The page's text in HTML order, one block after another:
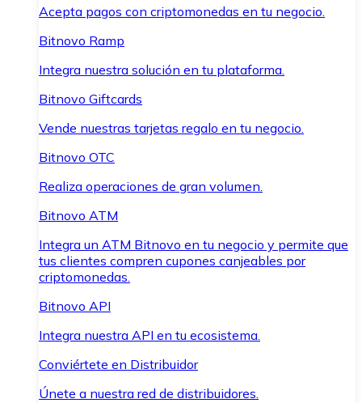
Acepta pagos con criptomonedas en tu negocio.
Bitnovo Ramp
Integra nuestra solución en tu plataforma.
Bitnovo Giftcards
Vende nuestras tarjetas regalo en tu negocio.
Bitnovo OTC
Realiza operaciones de gran volumen.
Bitnovo ATM
Integra un ATM Bitnovo en tu negocio y permite que
tus clientes compren cupones canjeables por
criptomonedas.
Bitnovo API
Integra nuestra API en tu ecosistema.
Conviértete en Distribuidor
Únete a nuestra red de distribuidores.